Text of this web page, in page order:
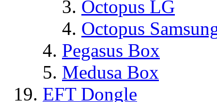
Octopus LG
Octopus
Pegasus Box
Medusa Box
EFT Dongle